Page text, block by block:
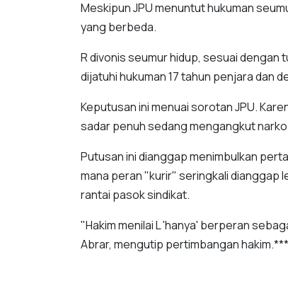
Meskipun JPU menuntut hukuman
yang berbeda.
R divonis seumur hidup, sesuai dengan
dijatuhi hukuman 17 tahun penjara dan
Keputusan ini menuai sorotan JPU.
sadar penuh sedang mengangkut
Putusan ini dianggap menimbulkan
mana peran "kurir" seringkali dianggap
rantai pasok sindikat.
"Hakim menilai L 'hanya' berperan
Abrar, mengutip pertimbangan hakim.***